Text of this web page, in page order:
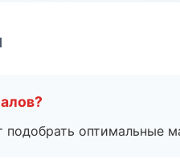
оптимальные